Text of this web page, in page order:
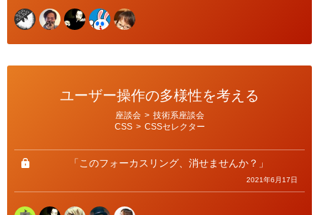
ユーザー操作の多様性を考える
ー
座談会 > 技術系座談会
CSS > CSSセレクター
「このフォーカスリング、消せませんか？」
2021年6月17日